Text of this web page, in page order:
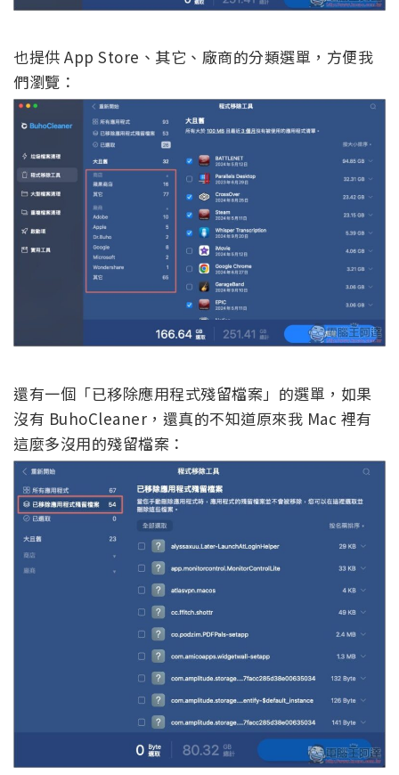
也提供 App Store、其它、廠商的分類選單，方便我
們瀏覽：
還有一個「已移除應用程式殘留檔案」的選單，如果
沒有 BuhoCleaner，還真的不知道原來我 Mac 裡有
這麼多沒用的殘留檔案：